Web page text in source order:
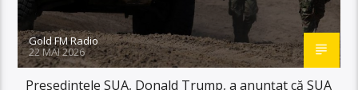
Gold FM Radio
22 MAI 2026
Președintele SUA, Donald Trump, a anunțat că SUA